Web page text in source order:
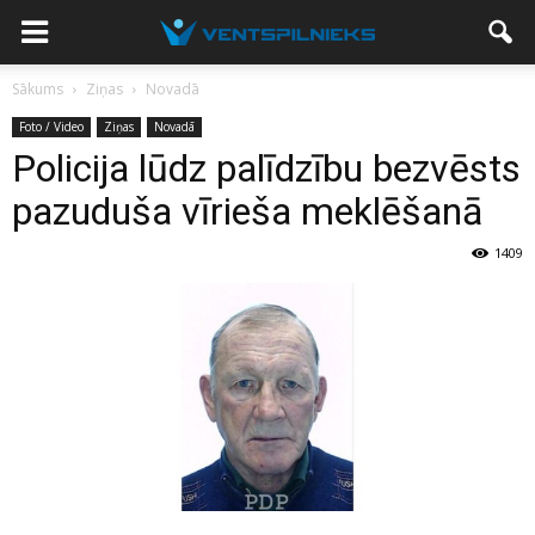
Sākums Ziņas Novadā
Foto / Video Ziņas Novadā
Policija lūdz palīdzību bezvēsts
pazuduša vīrieša meklēšanā
1409